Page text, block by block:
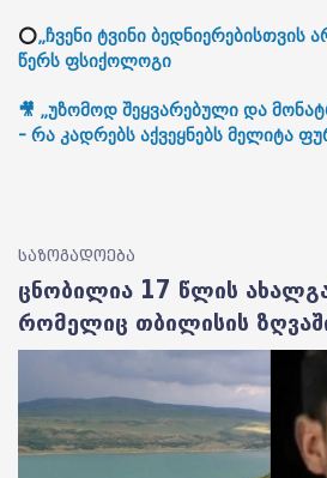
⭕„ჩვენი ტვინი ბედნიერებისთვის
წერს ფსიქოლოგი
🎥 „უზომოდ შეყვარებული და
- რა კადრებს აქვეყნებს მელიტა
საზოგადოება
ცნობილია 17 წლის
რომელიც თბილისის